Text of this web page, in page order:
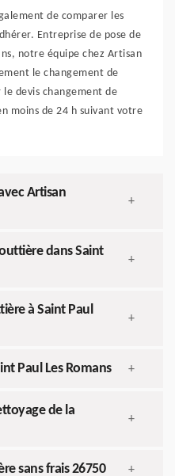
de comparer les
Entreprise de pose de
notre équipe chez Artisan
le changement de
devis changement de
moins de 24 h suivant votre
Artisan
+
dans Saint
+
à Saint Paul
+
Paul Les Romans +
de la
+
sans frais 26750 +